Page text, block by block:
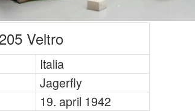
Veltro
Italia
Jagerfly
19. april 1942